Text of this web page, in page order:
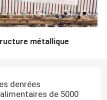
métallique
denrées
de 5000